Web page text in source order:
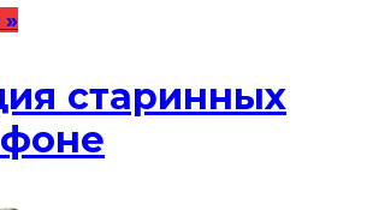
»
старинных